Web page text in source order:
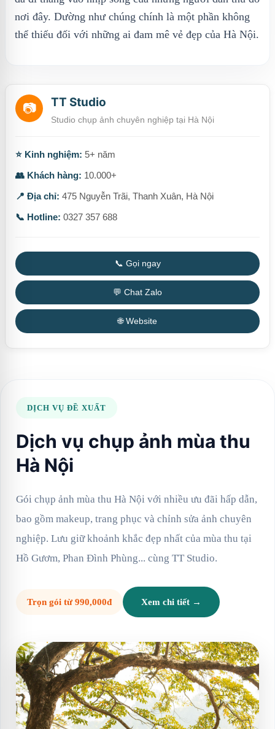
nơi đây. Dường như chúng chính là một phần không
thể thiếu đối với những ai đam mê vẻ đẹp của Hà Nội.
📷 TT Studio
Studio chụp ảnh chuyên nghiệp tại Hà Nội
⭐ Kinh nghiệm: 5+ năm
👥 Khách hàng: 10.000+
📍 Địa chỉ: 475 Nguyễn Trãi, Thanh Xuân, Hà Nội
📞 Hotline: 0327 357 688
📞 Gọi ngay
💬 Chat Zalo
🌐 Website
DỊCH VỤ ĐỀ XUẤT
Dịch vụ chụp ảnh mùa thu
Hà Nội
Gói chụp ảnh mùa thu Hà Nội với nhiều ưu đãi hấp dẫn,
bao gồm makeup, trang phục và chỉnh sửa ảnh chuyên
nghiệp. Lưu giữ khoảnh khắc đẹp nhất của mùa thu tại
Hồ Gươm, Phan Đình Phùng... cùng TT Studio.
Trọn gói từ 990,000đ Xem chi tiết →